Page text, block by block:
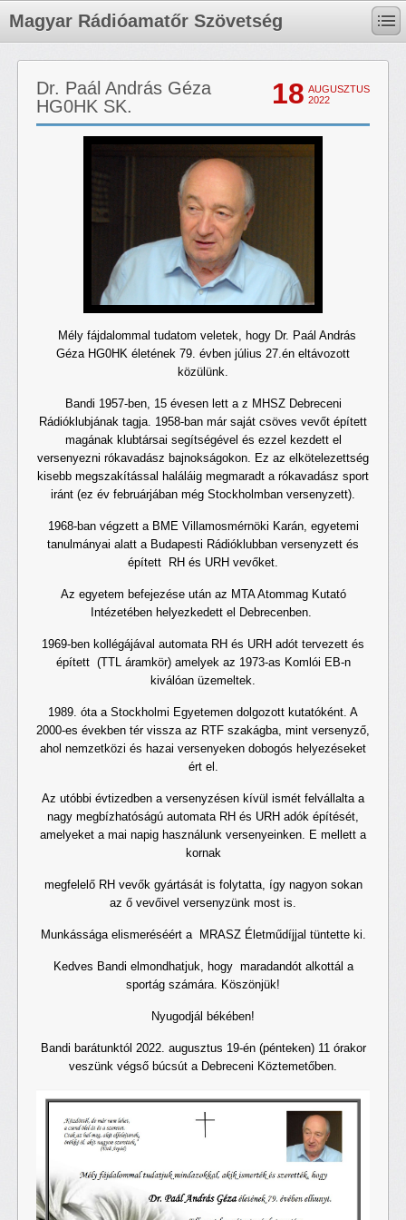
Magyar Rádióamatőr Szövetség
18 AUGUSZTUS
2022
Dr. Paál András Géza
HG0HK SK.
Mély fájdalommal tudatom veletek, hogy Dr. Paál András
Géza HG0HK életének 79. évben július 27.én eltávozott
közülünk.
Bandi 1957-ben, 15 évesen lett a z MHSZ Debreceni
Rádióklubjának tagja. 1958-ban már saját csöves vevőt épített
magának klubtársai segítségével és ezzel kezdett el
versenyezni rókavadász bajnokságokon. Ez az elkötelezettség
kisebb megszakítással haláláig megmaradt a rókavadász sport
iránt (ez év februárjában még Stockholmban versenyzett).
1968-ban végzett a BME Villamosmérnöki Karán, egyetemi
tanulmányai alatt a Budapesti Rádióklubban versenyzett és
épített RH és URH vevőket.
Az egyetem befejezése után az MTA Atommag Kutató
Intézetében helyezkedett el Debrecenben.
1969-ben kollégájával automata RH és URH adót tervezett és
épített (TTL áramkör) amelyek az 1973-as Komlói EB-n
kiválóan üzemeltek.
1989. óta a Stockholmi Egyetemen dolgozott kutatóként. A
2000-es években tér vissza az RTF szakágba, mint versenyző,
ahol nemzetközi és hazai versenyeken dobogós helyezéseket
ért el.
Az utóbbi évtizedben a versenyzésen kívül ismét felvállalta a
nagy megbízhatóságú automata RH és URH adók építését,
amelyeket a mai napig használunk versenyeinken. E mellett a
kornak
megfelelő RH vevők gyártását is folytatta, így nagyon sokan
az ő vevőivel versenyzünk most is.
Munkássága elismeréséért a MRASZ Életműdíjjal tüntette ki.
Kedves Bandi elmondhatjuk, hogy maradandót alkottál a
sportág számára. Köszönjük!
Nyugodjál békében!
Bandi barátunktól 2022. augusztus 19-én (pénteken) 11 órakor
veszünk végső búcsút a Debreceni Köztemetőben.